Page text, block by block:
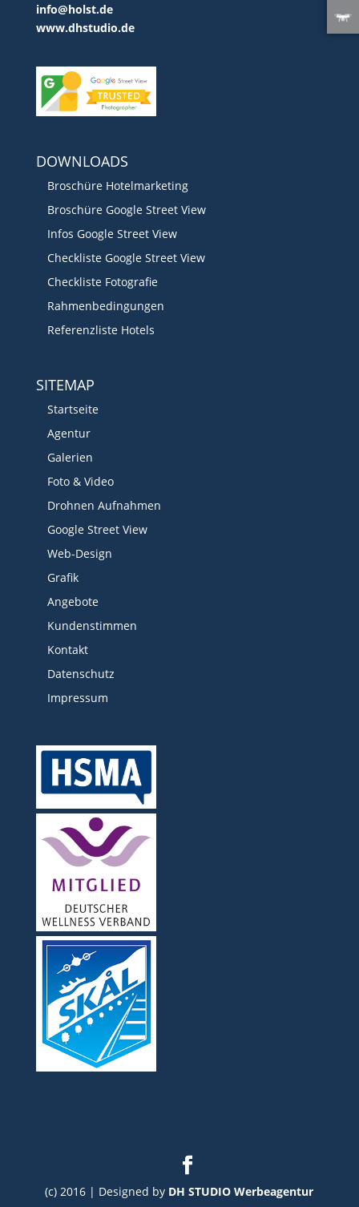
info@holst.de
www.dhstudio.de
DOWNLOADS
Broschüre Hotelmarketing
Broschüre Google Street View
Infos Google Street View
Checkliste Google Street View
Checkliste Fotografie
Rahmenbedingungen
Referenzliste Hotels
SITEMAP
Startseite
Agentur
Galerien
Foto & Video
Drohnen Aufnahmen
Google Street View
Web-Design
Grafik
Angebote
Kundenstimmen
Kontakt
Datenschutz
Impressum
(c) 2016 | Designed by DH STUDIO Werbeagentur